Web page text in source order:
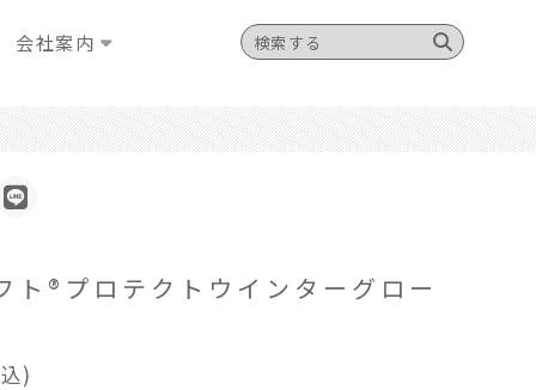
会社案内
ト®プロテクトウインターグロー
)